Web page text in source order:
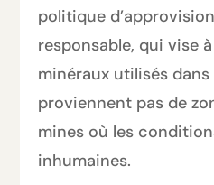
politique
responsable, qui vise
minéraux utilisés
proviennent pas de
mines où les
inhumaines.